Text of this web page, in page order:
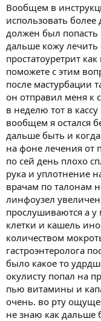
Вообщем в
использовать
должен был попасть
дальше кожу лечить
простатоуретрит
поможете с этим
после мастурбации
он отправил меня к
в неделю тот в кассу
вообщем я остался
дальше быть и
на фоне лечения от
по сей день плохо
рука и уплотнение
врачам по талонам
линфоузел
прослушиваются а у
клетки и кашель
количеством
гастроэнтеролога
было какое то
окулисту попал на
пью витамины и
очень. во рту
не знаю как дальше